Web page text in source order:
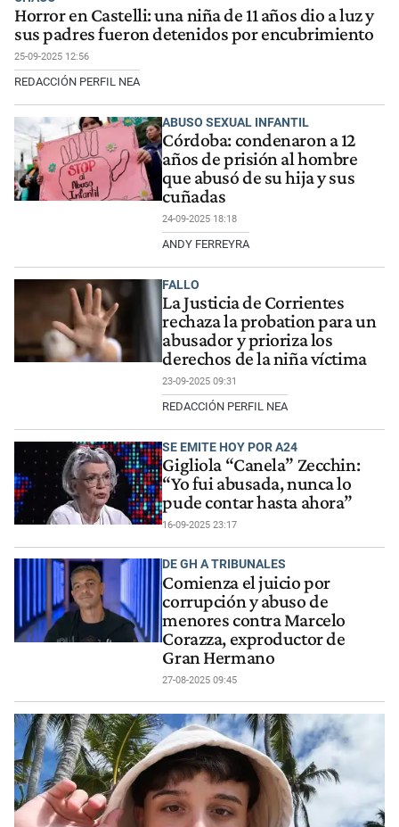
Horror en Castelli: una niña de 11 años dio a luz y
sus padres fueron detenidos por encubrimiento
25-09-2025 12:56
REDACCIÓN PERFIL NEA
ABUSO SEXUAL INFANTIL
Córdoba: condenaron a 12
años de prisión al hombre
que abusó de su hija y sus
cuñadas
24-09-2025 18:18
ANDY FERREYRA
FALLO
La Justicia de Corrientes
rechaza la probation para un
abusador y prioriza los
derechos de la niña víctima
23-09-2025 09:31
REDACCIÓN PERFIL NEA
SE EMITE HOY POR A24
Gigliola “Canela” Zecchin:
“Yo fui abusada, nunca lo
pude contar hasta ahora”
16-09-2025 23:17
DE GH A TRIBUNALES
Comienza el juicio por
corrupción y abuso de
menores contra Marcelo
Corazza, exproductor de
Gran Hermano
27-08-2025 09:45